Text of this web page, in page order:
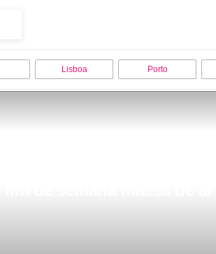
Lisboa Porto